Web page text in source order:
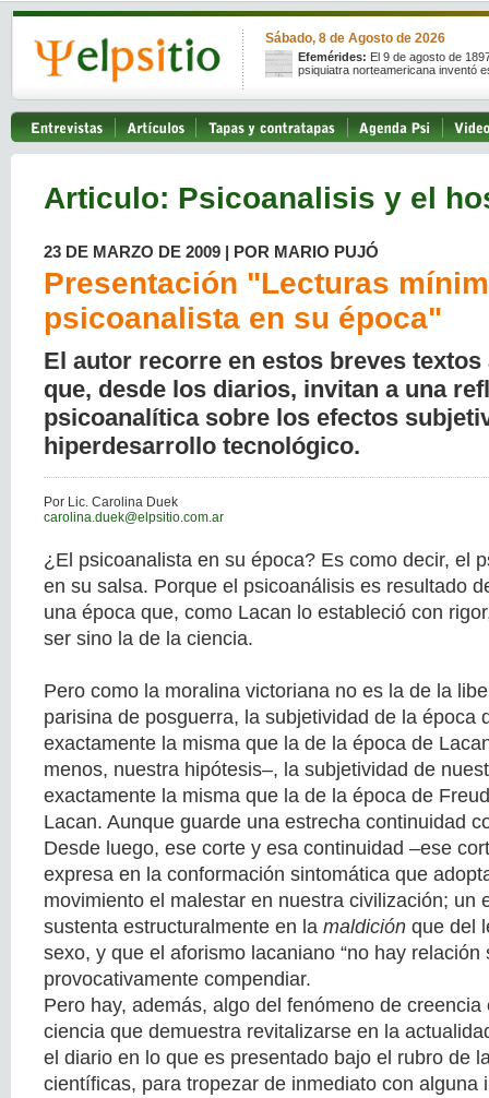
Sábado, 8 de Agosto de 2026
Efemérides: El 9 de agosto de
psiquiatra norteamericana inventó
Articulo: Psicoanalisis y el
23 DE MARZO DE 2009 | POR MARIO PUJÓ
Presentación "Lecturas
psicoanalista en su época"
El autor recorre en estos breves
que, desde los diarios, invitan a una
psicoanalítica sobre los efectos
hiperdesarrollo tecnológico.
Por Lic. Carolina Duek
carolina.duek@elpsitio.com.ar
¿El psicoanalista en su época? Es como decir, el
en su salsa. Porque el psicoanálisis es resultado
una época que, como Lacan lo estableció con
ser sino la de la ciencia.
Pero como la moralina victoriana no es la de la
parisina de posguerra, la subjetividad de la época
exactamente la misma que la de la época de
menos, nuestra hipótesis–, la subjetividad de
exactamente la misma que la de la época de
Lacan. Aunque guarde una estrecha continuidad
Desde luego, ese corte y esa continuidad –ese
expresa en la conformación sintomática que
movimiento el malestar en nuestra civilización; un
sustenta estructuralmente en la maldición que del
sexo, y que el aforismo lacaniano “no hay relación
provocativamente compendiar.
Pero hay, además, algo del fenómeno de
ciencia que demuestra revitalizarse en la
el diario en lo que es presentado bajo el rubro de
científicas, para tropezar de inmediato con alguna